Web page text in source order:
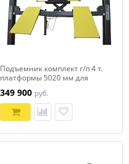
Подъемник комплект г/п 4 т.
платформы 5020 мм для
QUATTRO 4W5.0
349 900 руб.